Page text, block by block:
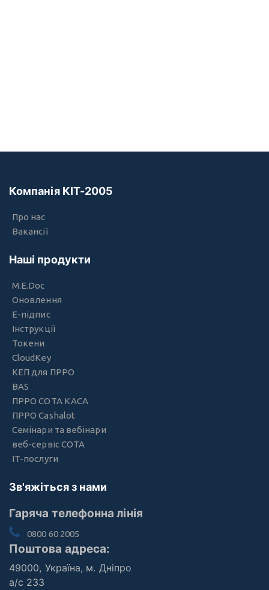
Компанія КІТ-2005
Про нас
Вакансії
Наші продукти
M.E.Doc
Оновлення
Е-підпис
Інструкції
Токени
CloudKey
КЕП для ПРРО
BAS
ПРРО СОТА КАСА
ПРРО Cashalot
Семінари та вебінари
веб-сервіс СОТА
IT-послуги
Зв'яжіться з нами
Гаряча телефонна лінія
0800 60 2005
Поштова адреса:
49000, Україна, м. Дніпро
а/с 233